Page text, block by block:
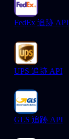
FedEx 追跡 API
UPS 追跡 API
GLS 追跡 API